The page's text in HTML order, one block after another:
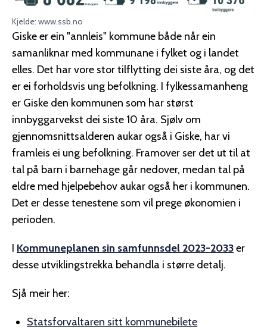
Kjelde: www.ssb.no
Giske er ein "annleis" kommune både når ein
samanliknar med kommunane i fylket og i landet
elles. Det har vore stor tilflytting dei siste åra, og det
er ei forholdsvis ung befolkning. I fylkessamanheng
er Giske den kommunen som har størst
innbyggarvekst dei siste 10 åra. Sjølv om
gjennomsnittsalderen aukar også i Giske, har vi
framleis ei ung befolkning. Framover ser det ut til at
tal på barn i barnehage går nedover, medan tal på
eldre med hjelpebehov aukar også her i kommunen.
Det er desse tenestene som vil prege økonomien i
perioden.
I Kommuneplanen sin samfunnsdel 2023-2033er
desse utviklingstrekka behandla i større detalj.
Sjå meir her:
Statsforvaltaren sitt kommunebilete